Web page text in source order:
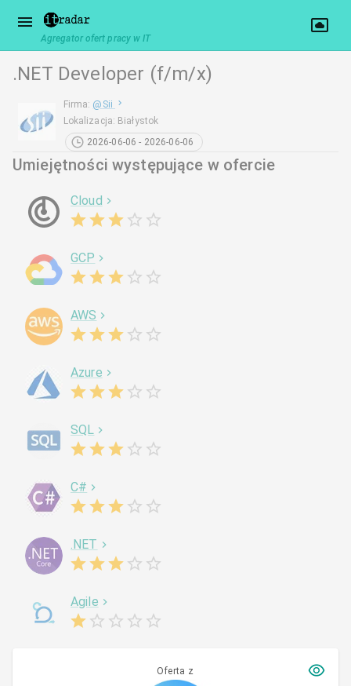
Agregator ofert pracy w IT
.NET Developer (f/m/x)
Firma: @ Sii
Lokalizacja: Białystok
2026-06-06 - 2026-06-06
Umiejętności występujące w ofercie
Cloud
GCP
AWS
Azure
SQL
C#
.NET
Agile
Oferta z